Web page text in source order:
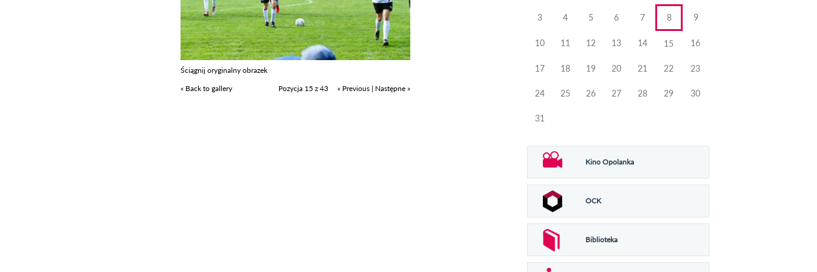
Ściągnij oryginalny obrazek
« Back to gallery
Pozycja 15 z 43 « Previous | Następne »
3 4 5 6 7 8 9
10 11 12 13 14 15 16
17 18 19 20 21 22 23
24 25 26 27 28 29 30
31
Kino Opolanka
OCK
Biblioteka